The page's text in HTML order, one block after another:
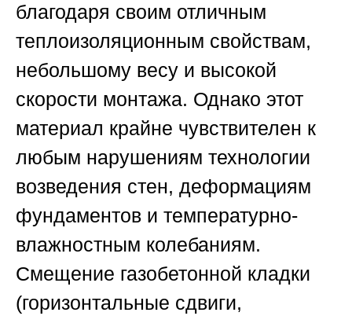
благодаря своим отличным
теплоизоляционным свойствам,
небольшому весу и высокой
скорости монтажа. Однако этот
материал крайне чувствителен к
любым нарушениям технологии
возведения стен, деформациям
фундаментов и температурно-
влажностным колебаниям.
Смещение газобетонной кладки
(горизонтальные сдвиги,